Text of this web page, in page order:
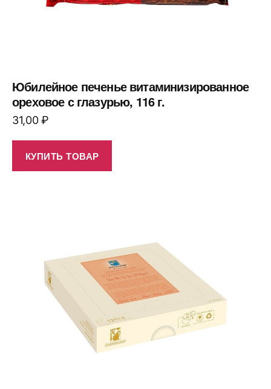
Юбилейное печенье витаминизированное
ореховое с глазурью, 116 г.
31,00₽
КУПИТЬ ТОВАР